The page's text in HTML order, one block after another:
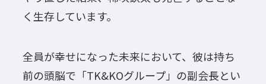
く生存しています。
全員が幸せになった未来において、彼は持ち
前の頭脳で「TK&KOグループ」の副会長とい